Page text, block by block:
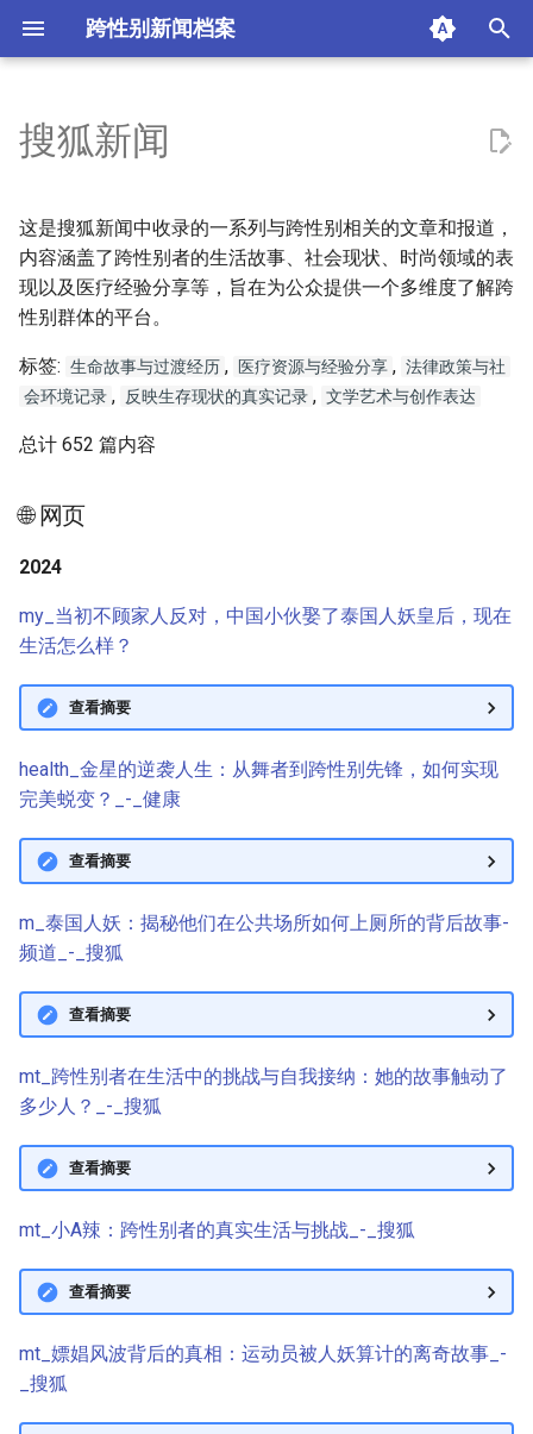
跨性别新闻档案
n
i
i
a
n
e
c
h
搜狐新闻
这是搜狐新闻中收录的一系列与跨性别相关的文章和报道，
内容涵盖了跨性别者的生活故事、社会现状、时尚领域的表
现以及医疗经验分享等，旨在为公众提供一个多维度了解跨
性别群体的平台。
标签: 生命故事与过渡经历 , 医疗资源与经验分享 , 法律政策与社
会环境记录 , 反映生存现状的真实记录 , 文学艺术与创作表达
总计 652 篇内容
🌐 网页
2024
my_当初不顾家人反对，中国小伙娶了泰国人妖皇后，现在
生活怎么样？
查看摘要
health_金星的逆袭人生：从舞者到跨性别先锋，如何实现
完美蜕变？_-_健康
查看摘要
m_泰国人妖：揭秘他们在公共场所如何上厕所的背后故事-
频道_-_搜狐
查看摘要
mt_跨性别者在生活中的挑战与自我接纳：她的故事触动了
多少人？_-_搜狐
查看摘要
mt_小A辣：跨性别者的真实生活与挑战_-_搜狐
查看摘要
mt_嫖娼风波背后的真相：运动员被人妖算计的离奇故事_-
_搜狐